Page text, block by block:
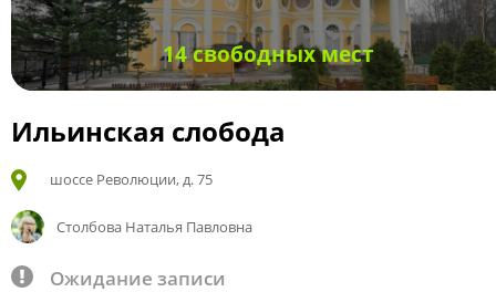
14 свободных мест
Ильинская слобода
шоссе Революции, д. 75
Столбова Наталья Павловна
Ожидание записи